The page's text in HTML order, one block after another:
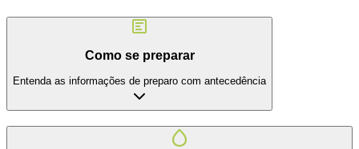
Como se preparar
Entenda as informações de preparo com antecedência